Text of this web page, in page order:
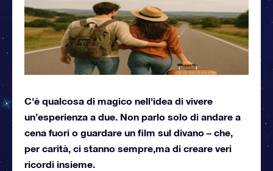
C'è qualcosa di magico nell'idea di vivere
un’esperienza a due. Non parlo solo di andare a
cena fuori o guardare un film sul divano – che,
per carità, ci stanno sempre,ma di creare veri
ricordi insieme.